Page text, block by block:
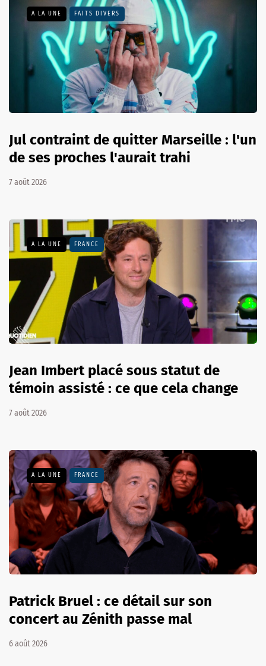
A LA UNE FAITS DIVERS
Jul contraint de quitter Marseille : l'un
de ses proches l'aurait trahi
7 août 2026
A LA UNE FRANCE
Jean Imbert placé sous statut de
témoin assisté : ce que cela change
7 août 2026
A LA UNE FRANCE
Patrick Bruel : ce détail sur son
concert au Zénith passe mal
6 août 2026